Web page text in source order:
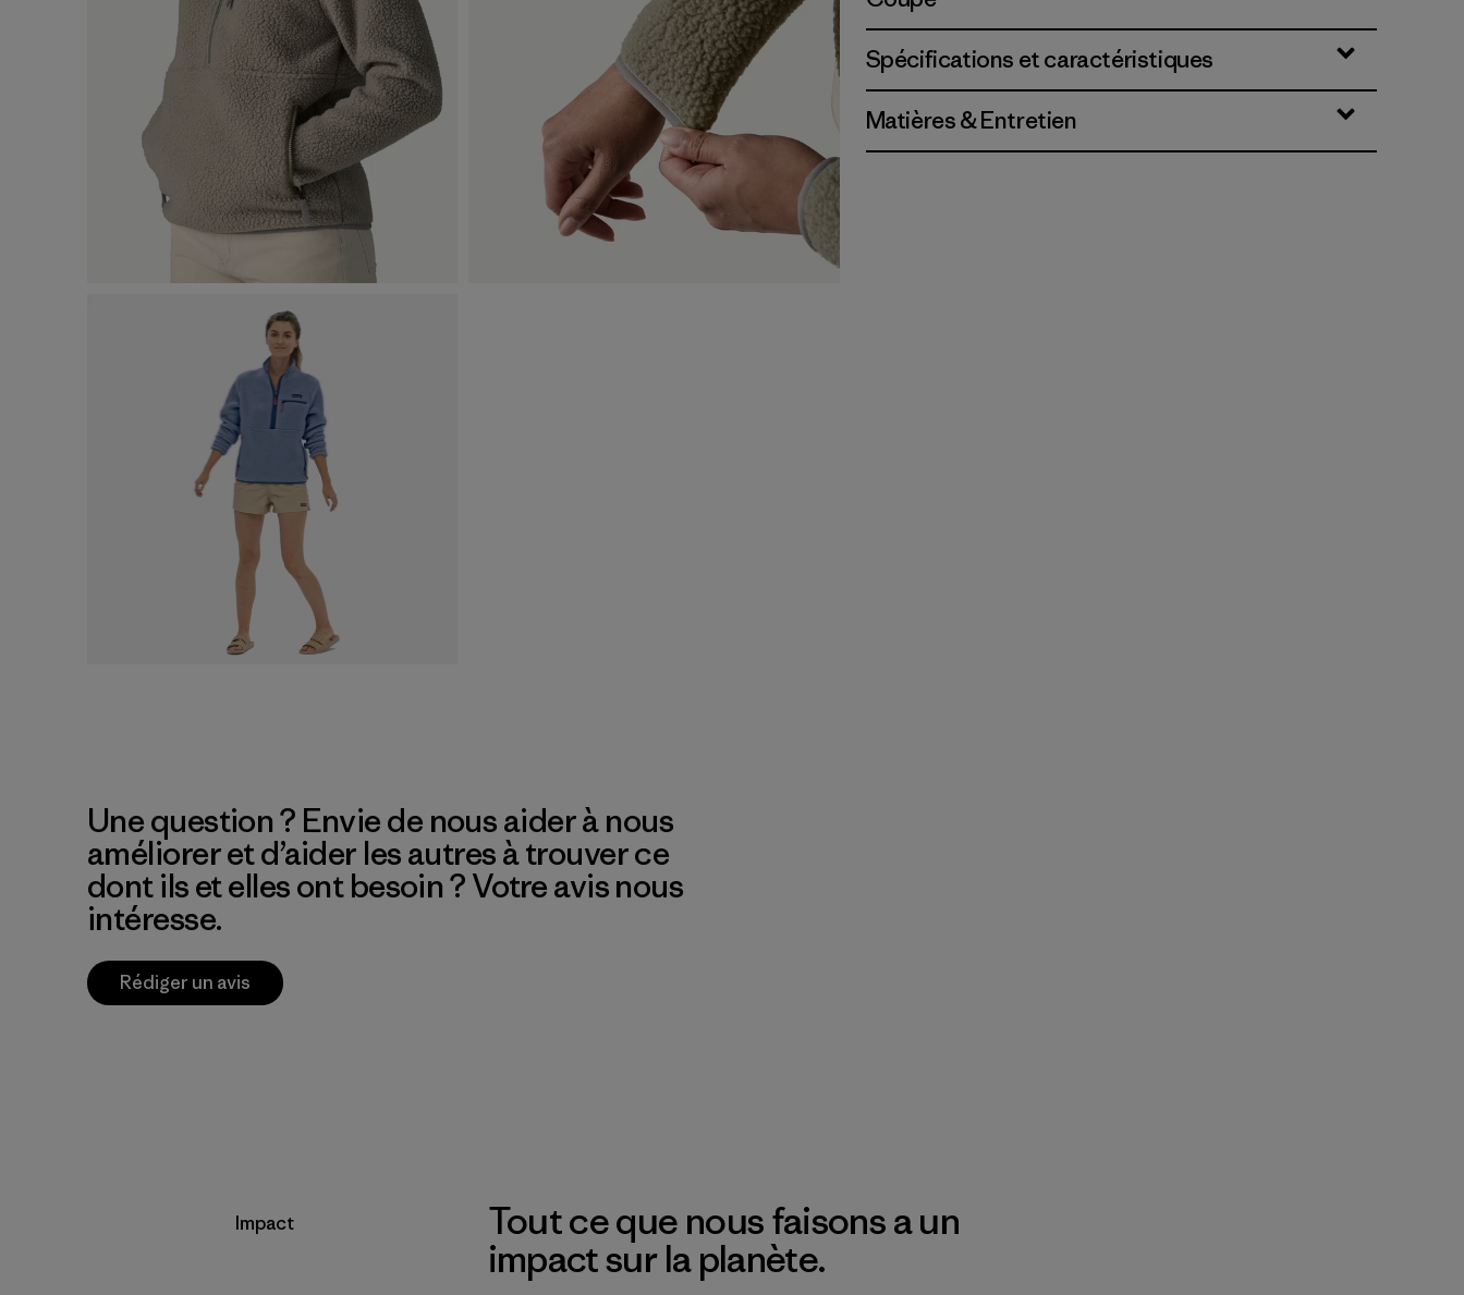
Spécifications et caractéristiques
Matières & Entretien
Une question ? Envie de nous aider à nous
améliorer et d’aider les autres à trouver ce
dont ils et elles ont besoin ? Votre avis nous
intéresse.
Rédiger un avis
Impact
Tout ce que nous faisons a un
impact sur la planète.